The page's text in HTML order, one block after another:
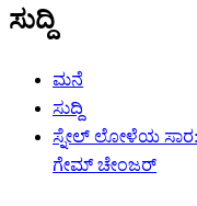
ಸುದ್ದಿ
ಮನೆ
ಸುದ್ದಿ
ಸ್ನೇಲ್ ಲೋಳೆಯ
ಗೇಮ್ ಚೇಂಜರ್